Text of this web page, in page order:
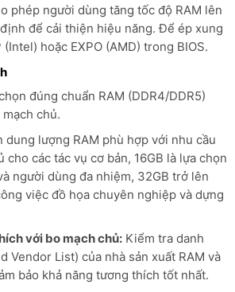
phép người dùng tăng tốc độ RAM lên
để cải thiện hiệu năng. Để ép xung
(Intel) hoặc EXPO (AMD) trong BIOS.
đúng chuẩn RAM (DDR4/DDR5)
chủ.
dung lượng RAM phù hợp với nhu cầu
cho các tác vụ cơ bản, 16GB là lựa chọn
người dùng đa nhiệm, 32GB trở lên
việc đồ họa chuyên nghiệp và dựng
với bo mạch chủ:Kiểm tra danh
Vendor List) của nhà sản xuất RAM và
bảo khả năng tương thích tốt nhất.